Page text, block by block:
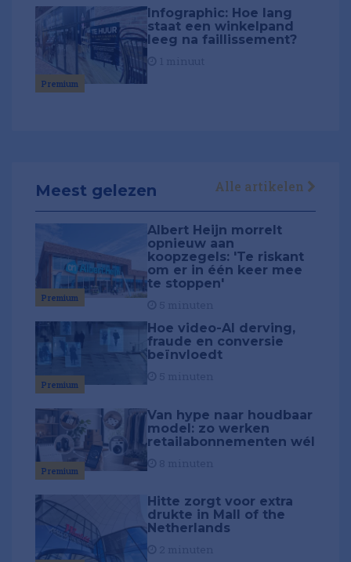
Premium
Infographic: Hoe lang
staat een winkelpand
leeg na faillissement?
Meest gelezen Alle artikelen
Premium
Albert Heijn morrelt
opnieuw aan
koopzegels: 'Te riskant
om er in één keer mee
te stoppen'
Premium
Hoe video-AI derving,
fraude en conversie
beïnvloedt
Premium
Van hype naar houdbaar
model: zo werken
retailabonnementen wél
Hitte zorgt voor extra
drukte in Mall of the
Netherlands